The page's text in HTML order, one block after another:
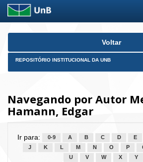
Skip
Voltar
REPOSITÓRIO INSTITUCIONAL DA UNB
Navegando por Autor
Hamann, Edgar
Ir para: 0-9 A B C D E
J
K L M N O P
U
V W X Y